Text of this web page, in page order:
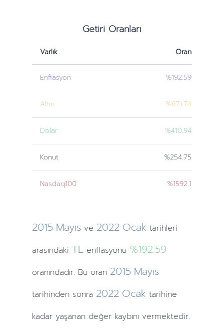
Getiri Oranları
Varlık Oran
Enflasyon %192.59
Altın %671.74
Dolar %410.94
Konut %254.75
Nasdaq100 %1592.1
2015 Mayıs ve 2022 Ocak tarihleri
arasındaki TLenflasyonu %192.59
oranındadır. Bu oran 2015 Mayıs
tarihindensonra 2022 Ocak tarihine
kadar yaşanan değer kaybını vermektedir.